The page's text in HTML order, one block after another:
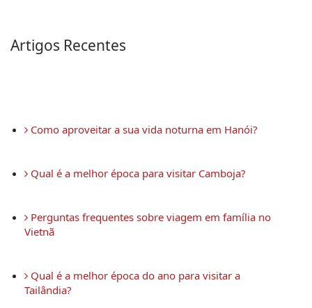
Artigos Recentes
Como aproveitar a sua vida noturna em Hanói?
Qual é a melhor época para visitar Camboja?
Perguntas frequentes sobre viagem em família no
Vietnã
Qual é a melhor época do ano para visitar a
Tailândia?